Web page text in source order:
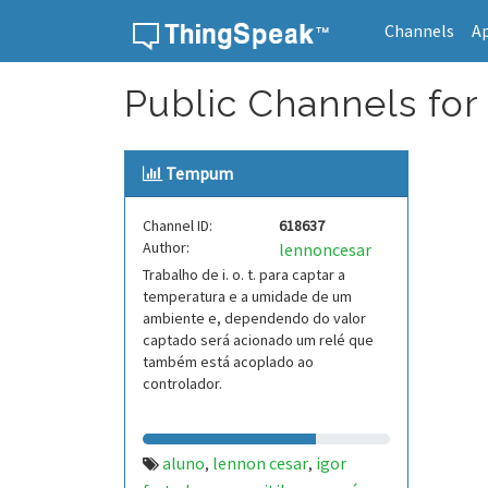
Channels
Public Channels
Tempum
Channel ID:
618637
Author:
lennoncesar
Trabalho de i. o. t. para captar a
temperatura e a umidade de um
ambiente e, dependendo do valor
captado será acionado um relé que
também está acoplado ao
controlador.
aluno, lennon cesar, igor